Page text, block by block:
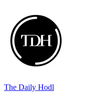
The Daily Hodl